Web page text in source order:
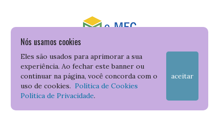
Nós usamos cookies
Eles são usados para aprimorar a sua
experiência. Ao fechar este banner ou
continuar na página, você concorda com o
uso de cookies.Política de Cookies
Política de Privacidade.
aceitar
Consulte o cadastro da Instituição no Sistema do e-MEC